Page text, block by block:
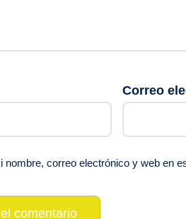
Correo
nombre, correo electrónico y web en